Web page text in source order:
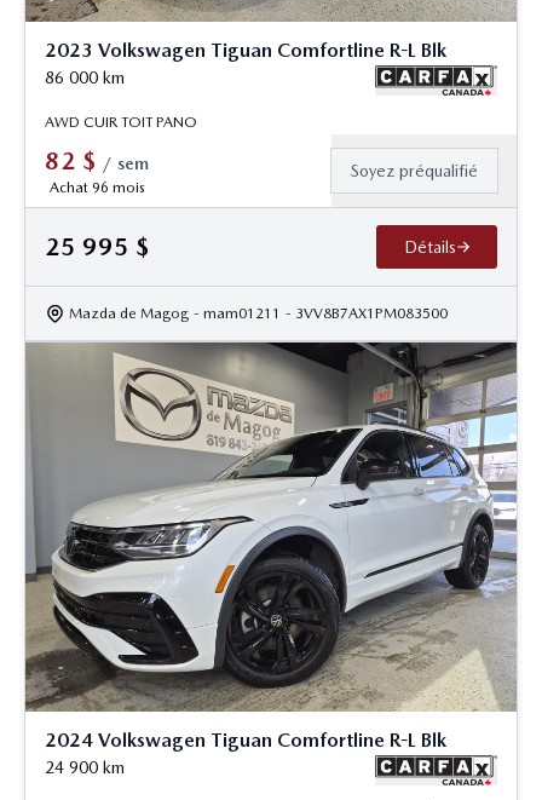
2023 Volkswagen Tiguan Comfortline R-L Blk
86 000 km
AWD CUIR TOIT PANO
82 $ / sem
Achat 96 mois
Soyez préqualifié
25 995 $ Détails
Mazda de Magog - mam01211 - 3VV8B7AX1PM083500
2024 Volkswagen Tiguan Comfortline R-L Blk
24 900 km